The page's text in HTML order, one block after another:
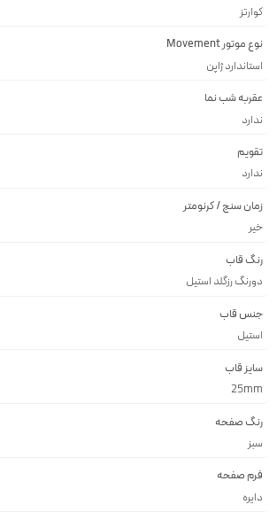
کوارتز
نوع موتور Movement
استاندارد ژاپن
عقربه شب نما
ندارد
تقویم
ندارد
زمان سنج / کرنومتر
خیر
رنگ قاب
دورنگ رزگلد استيل
جنس قاب
استيل
سایز قاب
25mm
رنگ صفحه
سبز
فرم صفحه
دايره